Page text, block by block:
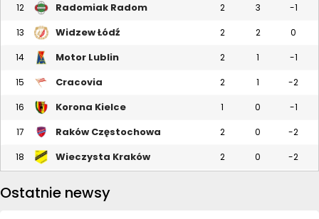
12 Radomiak Radom 2 3 -1
13 Widzew Łódź 2 2 0
14 Motor Lublin 2 1 -1
15 Cracovia 2 1 -2
16 Korona Kielce 1 0 -1
17 Raków Częstochowa 2 0 -2
18 Wieczysta Kraków 2 0 -2
Ostatnie newsy